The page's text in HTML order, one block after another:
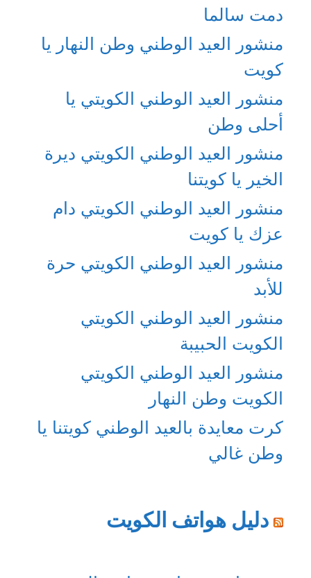
دمت سالما
منشور العيد الوطني وطن النهار يا
كويت
منشور العيد الوطني الكويتي يا
أحلى وطن
منشور العيد الوطني الكويتي ديرة
الخير يا كويتنا
منشور العيد الوطني الكويتي دام
عزك يا كويت
منشور العيد الوطني الكويتي حرة
للأبد
منشور العيد الوطني الكويتي
الكويت الحبيبة
منشور العيد الوطني الكويتي
الكويت وطن النهار
كرت معايدة بالعيد الوطني كويتنا يا
وطن غالي
دليل هواتف الكويت